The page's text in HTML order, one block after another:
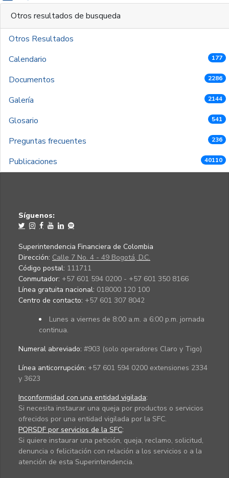
Otros resultados de busqueda
Otros Resultados
Calendario
177
Documentos 2286
Galería 2144
Glosario 541
Preguntas frecuentes 236
Publicaciones 40110
Síguenos:
Superintendencia Financiera de Colombia
Dirección: Calle 7 No. 4 - 49 Bogotá, D.C.
Código postal: 111711
Conmutador: +57 601 594 0200 - +57 601 350 8166
Línea gratuita nacional: 018000 120 100
Centro de contacto: +57 601 307 8042
Lunes a viernes de 8:00 a.m. a 6:00 p.m. jornada
continua.
Numeral abreviado: #903 (solo operadores Claro y Tigo)
Línea anticorrupción: +57 601 594 0200 extensiones 2334
y 3623
Inconformidad con una entidad vigilada:
Si necesita instaurar una queja por productos o servicios
ofrecidos por una entidad vigilada por la SFC.
PQRSDF por servicios de la SFC:
Si quiere instaurar una petición, queja, reclamo, solicitud,
denuncia o felicitación con relación a los servicios o a la
atención de esta Superintendencia.